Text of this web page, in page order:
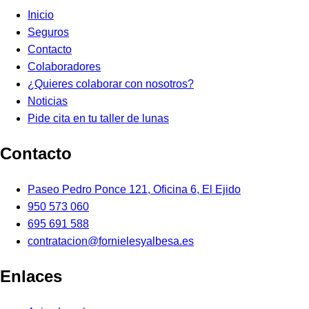
Inicio
Seguros
Contacto
Colaboradores
¿Quieres colaborar con nosotros?
Noticias
Pide cita en tu taller de lunas
Contacto
Paseo Pedro Ponce 121, Oficina 6, El Ejido
950 573 060
695 691 588
contratacion@fornielesyalbesa.es
Enlaces